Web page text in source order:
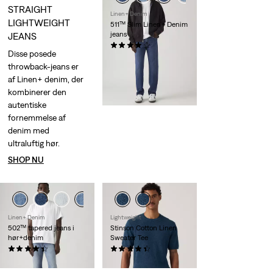
Linen+ Denim
511™ Slim Linen+ Denim
jeans
(388)
kr 1.149,00
Linen+ Denim
502™ tapered jeans i
hør+denim
(157)
kr 1.149,00
Lightweight
Stinson Cotton Linen
Sweater Tee
kr 529,00
STRAIGHT
LIGHTWEIGHT
JEANS
Disse posede
throwback-jeans er
af Linen+ denim, der
kombinerer den
autentiske
fornemmelse af
denim med
ultraluftig hør.
SHOP NU